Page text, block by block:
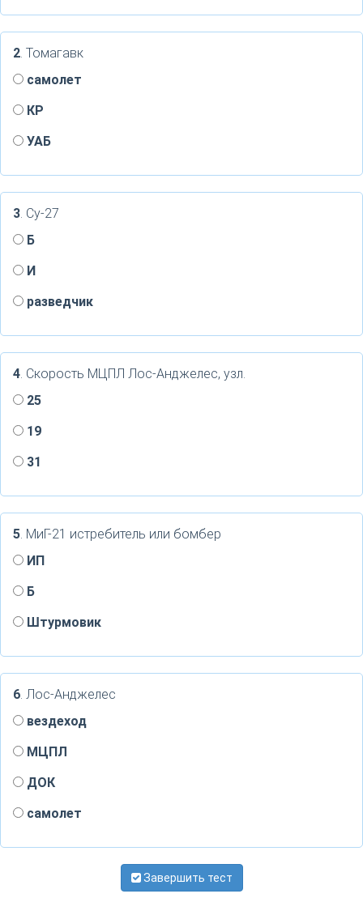
2. Томагавк
самолет
КР
УАБ
3. Су-27
Б
И
разведчик
4. Скорость МЦПЛ Лос-Анджелес, узл.
25
19
31
5. МиГ-21 истребитель или бомбер
ИП
Б
Штурмовик
6. Лос-Анджелес
вездеход
МЦПЛ
ДОК
самолет
Завершить тест